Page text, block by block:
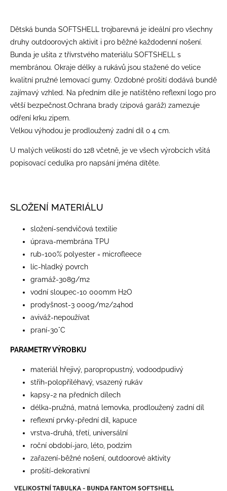
Dětská bunda SOFTSHELL trojbarevná je ideální pro všechny
druhy outdoorových aktivit i pro běžné každodenní nošení.
Bunda je ušita z třívrstvého materiálu SOFTSHELL s
membránou. Okraje délky a rukávů jsou stažené do velice
kvalitní pružné lemovací gumy. Ozdobné prošití dodává bundě
zajímavý vzhled. Na předním díle je natištěno reflexní logo pro
větší bezpečnost.Ochrana brady (zipová garáž) zamezuje
odření krku zipem.
Velkou výhodou je prodloužený zadní díl o 4 cm.
U malých velikostí do 128 včetně, je ve všech výrobcích všitá
popisovací cedulka pro napsání jména dítěte.
SLOŽENÍ MATERIÁLU
​složení-sendvičová textilie
úprava-membrána TPU
rub-100% polyester = microfleece
líc-hladký povrch
gramáž-308g/m2
vodní sloupec-10 000mm H2O
prodyšnost-3 000g/m2/24hod
aviváž-nepoužívat
praní-30°C
PARAMETRY VÝROBKU
materiál hřejivý, paropropustný, vodoodpudivý
střih-polopřiléhavý, vsazený rukáv
kapsy-2 na předních dílech
délka-pružná, matná lemovka, prodloužený zadní díl
reflexní prvky-přední díl, kapuce
vrstva-druhá, třetí, universální
roční období-jaro, léto, podzim
zařazení-běžné nošení, outdoorové aktivity
prošití-dekorativní